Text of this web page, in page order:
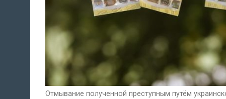
Отмывание полученной преступным путём